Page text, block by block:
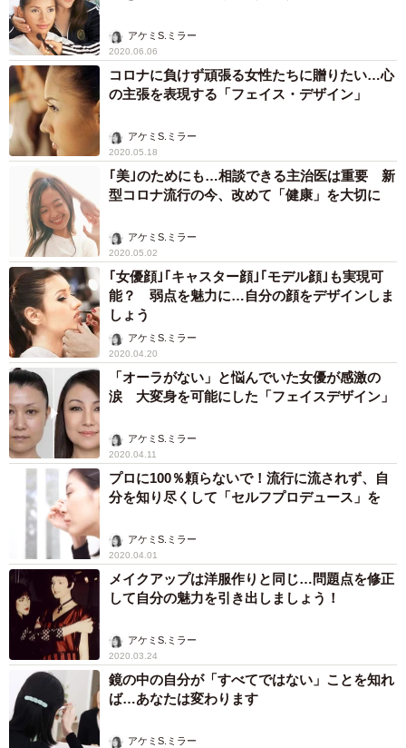
アケミS.ミラー
2020.06.06
コロナに負けず頑張る女性たちに贈りたい…心
の主張を表現する「フェイス・デザイン」
アケミS.ミラー
2020.05.18
｢美｣のためにも…相談できる主治医は重要 新
型コロナ流行の今、改めて「健康」を大切に
アケミS.ミラー
2020.05.02
｢女優顔｣｢キャスター顔｣｢モデル顔｣も実現可
能？ 弱点を魅力に…自分の顔をデザインしま
しょう
アケミS.ミラー
2020.04.20
「オーラがない」と悩んでいた女優が感激の
涙 大変身を可能にした「フェイスデザイン」
アケミS.ミラー
2020.04.11
プロに100％頼らないで！流行に流されず、自
分を知り尽くして「セルフプロデュース」を
アケミS.ミラー
2020.04.01
メイクアップは洋服作りと同じ…問題点を修正
して自分の魅力を引き出しましょう！
アケミS.ミラー
2020.03.24
鏡の中の自分が「すべてではない」ことを知れ
ば…あなたは変わります
アケミS.ミラー